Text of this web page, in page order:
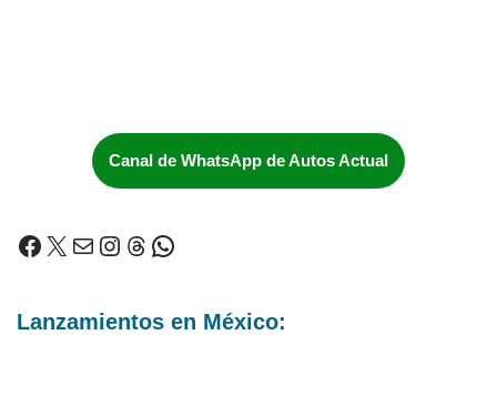
Canal de WhatsApp de Autos Actual
Lanzamientos en México: